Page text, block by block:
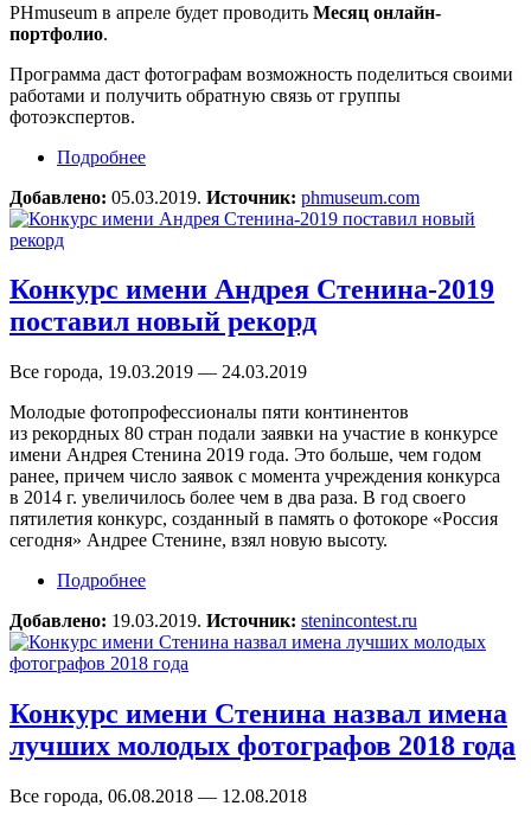
PHmuseum в апреле будет проводить Месяц онлайн-
портфолио.
Программа даст фотографам возможность поделиться своими
работами и получить обратную связь от группы
фотоэкспертов.
Подробнее
Добавлено: 05.03.2019. Источник: phmuseum.com
Конкурс имени Андрея Стенина-2019
поставил новый рекорд
Все города, 19.03.2019 — 24.03.2019
Молодые фотопрофессионалы пяти континентов
из рекордных 80 стран подали заявки на участие в конкурсе
имени Андрея Стенина 2019 года. Это больше, чем годом
ранее, причем число заявок с момента учреждения конкурса
в 2014 г. увеличилось более чем в два раза. В год своего
пятилетия конкурс, созданный в память о фотокоре «Россия
сегодня» Андрее Стенине, взял новую высоту.
Подробнее
Добавлено: 19.03.2019. Источник: stenincontest.ru
Конкурс имени Стенина назвал имена
лучших молодых фотографов 2018 года
Все города, 06.08.2018 — 12.08.2018